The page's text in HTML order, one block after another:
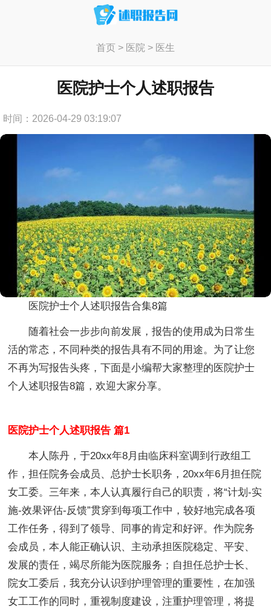
首页> 医院 > 医生
医院护士个人述职报告
时间：2026-04-29 03:19:07
医院护士个人述职报告合集8篇
随着社会一步步向前发展，报告的使用成为日常生
活的常态，不同种类的报告具有不同的用途。为了让您
不再为写报告头疼，下面是小编帮大家整理的医院护士
个人述职报告8篇，欢迎大家分享。
医院护士个人述职报告 篇1
本人陈丹，于20xx年8月由临床科室调到行政组工
作，担任院务会成员、总护士长职务，20xx年6月担任院
女工委。三年来，本人认真履行自己的职责，将“计划-实
施-效果评估-反馈”贯穿到每项工作中，较好地完成各项
工作任务，得到了领导、同事的肯定和好评。作为院务
会成员，本人能正确认识、主动承担医院稳定、平安、
发展的责任，竭尽所能为医院服务；自担任总护士长、
院女工委后，我充分认识到护理管理的重要性，在加强
女工工作的同时，重视制度建设，注重护理管理，将提